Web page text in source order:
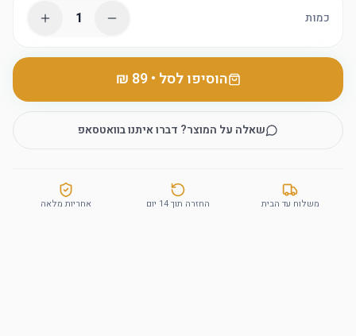
כמות 1
הוסיפו לסל •
‏89 ₪
שאלה על המוצר? דברו איתנו בוואטסאפ
משלוח עד הבית החזרה תוך 14 יום אחריות מלאה